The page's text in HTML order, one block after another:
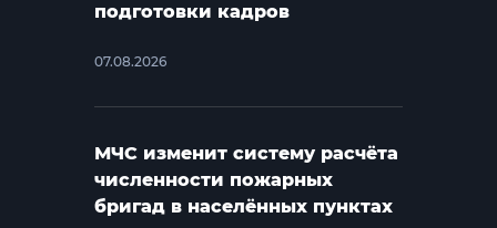
подготовки кадров
07.08.2026
МЧС изменит систему расчёта
численности пожарных
бригад в населённых пунктах